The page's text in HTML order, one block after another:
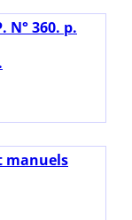
N° 360. p.
manuels